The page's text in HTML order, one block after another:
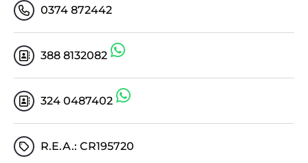
0374 872442
388 8132082
324 0487402
R.E.A.: CR195720